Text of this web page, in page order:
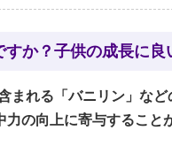
か？子供の成長に良
まれる「バニリン」な
の向上に寄与すること